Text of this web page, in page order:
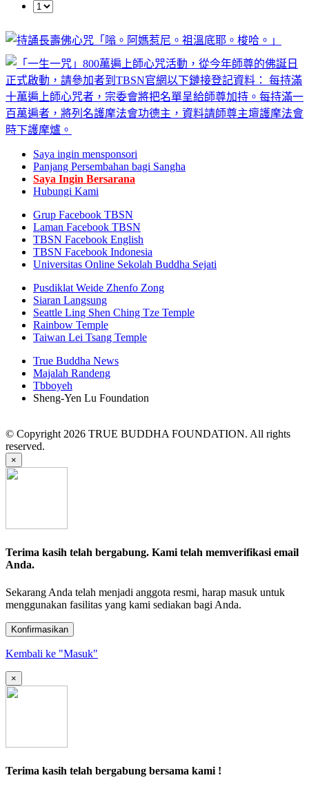
Saya ingin mensponsori
Panjang Persembahan bagi Sangha
Saya Ingin Bersarana
Hubungi Kami
Grup Facebook TBSN
Laman Facebook TBSN
TBSN Facebook English
TBSN Facebook Indonesia
Universitas Online Sekolah Buddha Sejati
Pusdiklat Weide Zhenfo Zong
Siaran Langsung
Seattle Ling Shen Ching Tze Temple
Rainbow Temple
Taiwan Lei Tsang Temple
True Buddha News
Majalah Randeng
Tbboyeh
Sheng-Yen Lu Foundation
© Copyright 2026 TRUE BUDDHA FOUNDATION. All rights
reserved.
×
Terima kasih telah bergabung. Kami telah memverifikasi email
Anda.
Sekarang Anda telah menjadi anggota resmi, harap masuk untuk
menggunakan fasilitas yang kami sediakan bagi Anda.
Konfirmasikan
Kembali ke "Masuk"
×
Terima kasih telah bergabung bersama kami !